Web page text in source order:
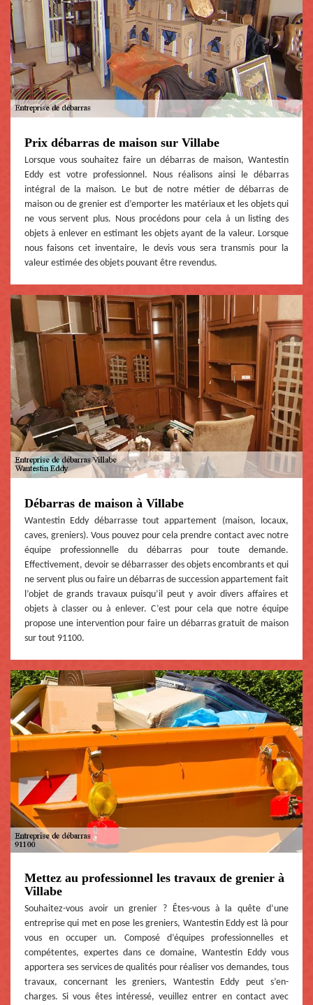
Prix débarras de maison sur Villabe
Lorsque vous souhaitez faire un débarras de maison, Wantestin
Eddy est votre professionnel. Nous réalisons ainsi le débarras
intégral de la maison. Le but de notre métier de débarras de
maison ou de grenier est d’emporter les matériaux et les objets qui
ne vous servent plus. Nous procédons pour cela à un listing des
objets à enlever en estimant les objets ayant de la valeur. Lorsque
nous faisons cet inventaire, le devis vous sera transmis pour la
valeur estimée des objets pouvant être revendus.
Débarras de maison à Villabe
Wantestin Eddy débarrasse tout appartement (maison, locaux,
caves, greniers). Vous pouvez pour cela prendre contact avec notre
équipe professionnelle du débarras pour toute demande.
Effectivement, devoir se débarrasser des objets encombrants et qui
ne servent plus ou faire un débarras de succession appartement fait
l’objet de grands travaux puisqu’il peut y avoir divers affaires et
objets à classer ou à enlever. C’est pour cela que notre équipe
propose une intervention pour faire un débarras gratuit de maison
sur tout 91100.
Mettez au professionnel les travaux de grenier à
Villabe
Souhaitez-vous avoir un grenier ? Êtes-vous à la quête d’une
entreprise qui met en pose les greniers, Wantestin Eddy est là pour
vous en occuper un. Composé d’équipes professionnelles et
compétentes, expertes dans ce domaine, Wantestin Eddy vous
apportera ses services de qualités pour réaliser vos demandes, tous
travaux, concernant les greniers, Wantestin Eddy peut s’en-
charges. Si vous êtes intéressé, veuillez entrer en contact avec